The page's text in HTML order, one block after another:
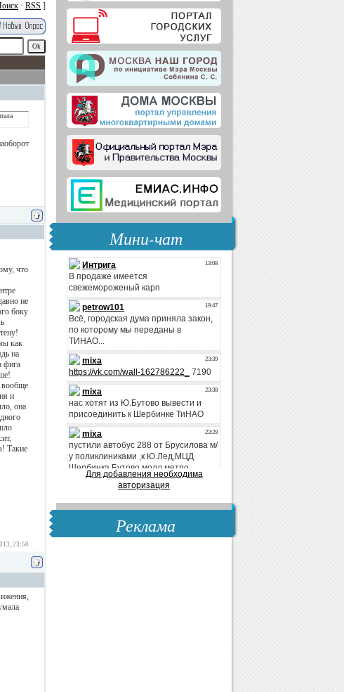
· RSS ]
что
не
боку
как
на
фига
вообще
и
она
Такие
23:50
Мини-чат
Для добавления необходима
авторизация
Реклама